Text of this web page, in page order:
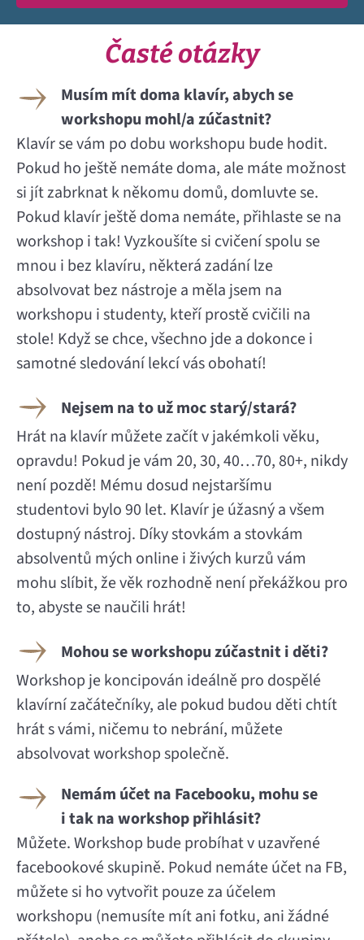
Časté otázky
Musím mít doma klavír, abych se
workshopu mohl/a zúčastnit?
Klavír se vám po dobu workshopu bude hodit.
Pokud ho ještě nemáte doma, ale máte možnost
si jít zabrknat k někomu domů, domluvte se.
Pokud klavír ještě doma nemáte, přihlaste se na
workshop i tak! Vyzkoušíte si cvičení spolu se
mnou i bez klavíru, některá zadání lze
absolvovat bez nástroje a měla jsem na
workshopu i studenty, kteří prostě cvičili na
stole! Když se chce, všechno jde a dokoncei
samotné sledování lekcí vás obohatí!
Nejsem na to už moc starý/stará?
Hrát na klavír můžete začít v jakémkoli věku,
opravdu! Pokud je vám 20, 30, 40…70, 80+, nikdy
není pozdě! Mému dosud nejstaršímu
studentovi bylo 90 let. Klavír je úžasný a všem
dostupný nástroj. Díky stovkám a stovkám
absolventů mých online i živých kurzů vám
mohu slíbit, že věk rozhodně není překážkou pro
to, abyste se naučili hrát!
Mohou se workshopu zúčastnit i děti?
Workshop je koncipován ideálně pro dospělé
klavírní začátečníky, ale pokud budou děti chtít
hrát s vámi, ničemu to nebrání, můžete
absolvovat workshop společně.
Nemám účet na Facebooku, mohu se
i tak na workshop přihlásit?
Můžete. Workshop bude probíhat v uzavřené
facebookové skupině. Pokud nemáte účet na FB,
můžete si ho vytvořit pouze za účelem
workshopu (nemusíte mít ani fotku, ani žádné